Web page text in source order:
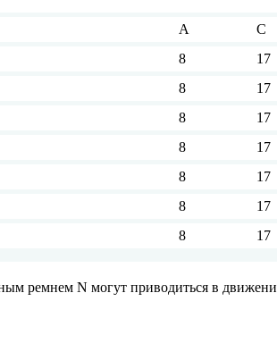
А С
8 17
8 17
8 17
8 17
8 17
8 17
8 17
ремнем N могут приводиться в